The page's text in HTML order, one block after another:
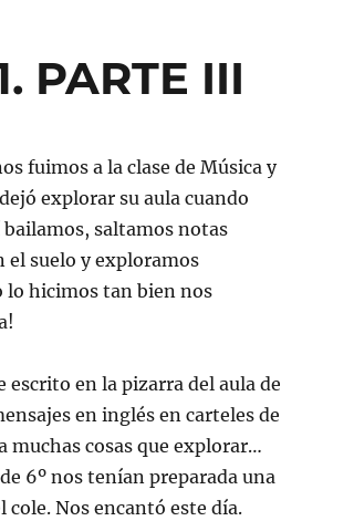
PARTE III
fuimos a la clase de Música y
explorar su aula cuando
bailamos, saltamos notas
el suelo y exploramos
lo hicimos tan bien nos
escrito en la pizarra del aula de
en inglés en carteles de
muchas cosas que explorar…
6º nos tenían preparada una
Nos encantó este día.